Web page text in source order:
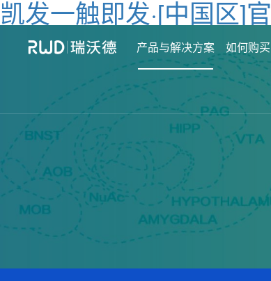
凯发一触即发·[中国区]
产品与解决方案 如何购买